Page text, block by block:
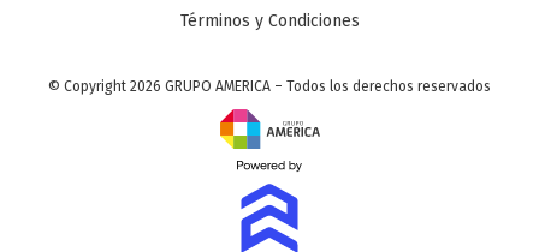
Términos y Condiciones
© Copyright 2026 GRUPO AMERICA – Todos los derechos reservados